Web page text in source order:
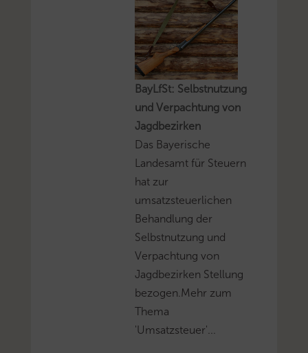
BayLfSt: Selbstnutzung
und Verpachtung von
Jagdbezirken
Das Bayerische
Landesamt für Steuern
hat zur
umsatzsteuerlichen
Behandlung der
Selbstnutzung und
Verpachtung von
Jagdbezirken Stellung
bezogen.Mehr zum
Thema
'Umsatzsteuer'...